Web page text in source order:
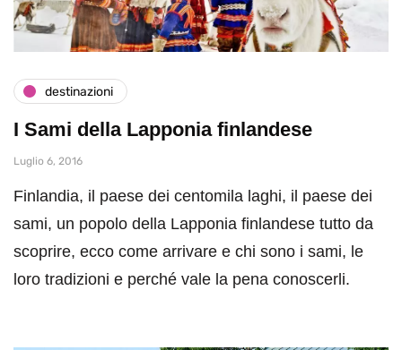
destinazioni
I Sami della Lapponia finlandese
Luglio 6, 2016
Finlandia, il paese dei centomila laghi, il paese dei
sami, un popolo della Lapponia finlandese tutto da
scoprire, ecco come arrivare e chi sono i sami, le
loro tradizioni e perché vale la pena conoscerli.